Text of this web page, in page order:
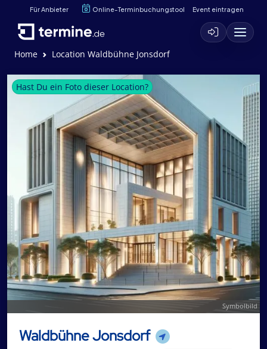
Für Anbieter Online-Terminbuchungstool Event eintragen
Home Location Waldbühne Jonsdorf
Symbolbild
Hast Du ein Foto dieser Location?
Waldbühne Jonsdorf